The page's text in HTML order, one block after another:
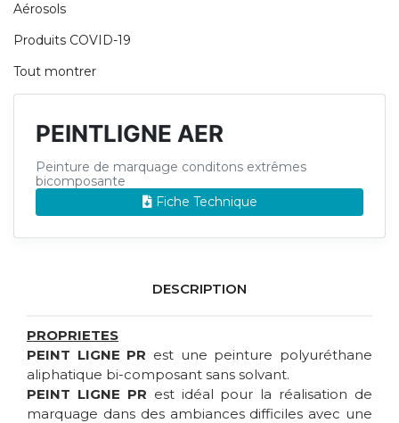
Aérosols
Produits COVID-19
Tout montrer
PEINTLIGNE AER
Peinture de marquage conditons extrêmes
bicomposante
Fiche Technique
DESCRIPTION
PROPRIETES
PEINT LIGNE PR est une peinture polyuréthane
aliphatique bi-composant sans solvant.
PEINT LIGNE PR est idéal pour la réalisation de
marquage dans des ambiances difficiles avec une